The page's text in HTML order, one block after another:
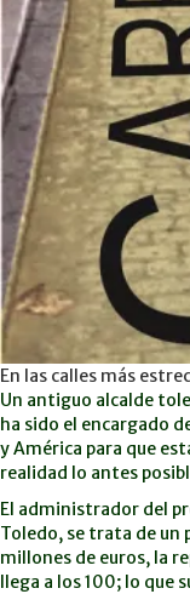
En las calles más
Un antiguo alcalde
ha sido el encargado
y América para que
realidad lo antes
El administrador del
Toledo, se trata de un
millones de euros, la
llega a los 100; lo que